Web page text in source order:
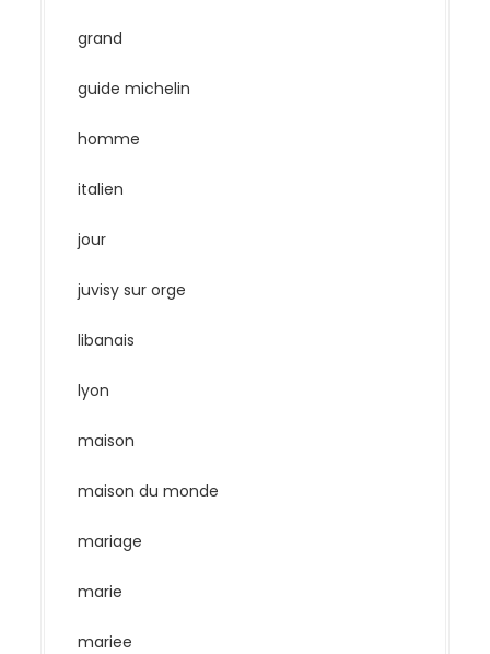
grand
guide michelin
homme
italien
jour
juvisy sur orge
libanais
lyon
maison
maison du monde
mariage
marie
mariee